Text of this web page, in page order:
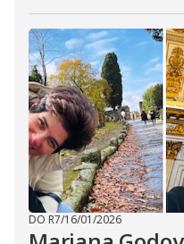
DO R7/16/01/2026